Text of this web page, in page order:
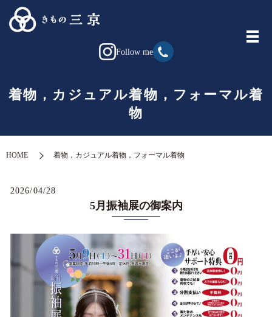
Follow me
着物，カジュアル着物，フォーマル着
物
HOME 着物，カジュアル着物，フォーマル着物
2026/04/28
5月振袖展の御案内